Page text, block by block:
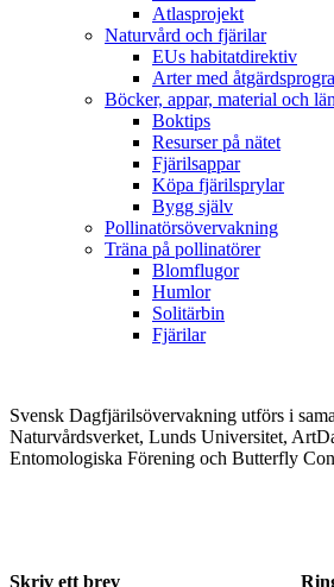
Atlasprojekt
Naturvård och fjärilar
EUs habitatdirektiv
Arter med
Böcker, appar, material och
Boktips
Resurser på nätet
Fjärilsappar
Köpa fjärilsprylar
Bygg själv
Pollinatörsövervakning
Träna på pollinatörer
Blomflugor
Humlor
Solitärbin
Fjärilar
Svensk Dagfjärilsövervakning utförs i
Naturvårdsverket, Lunds Universitet,
Entomologiska Förening och Butterfly
Skriv ett brev